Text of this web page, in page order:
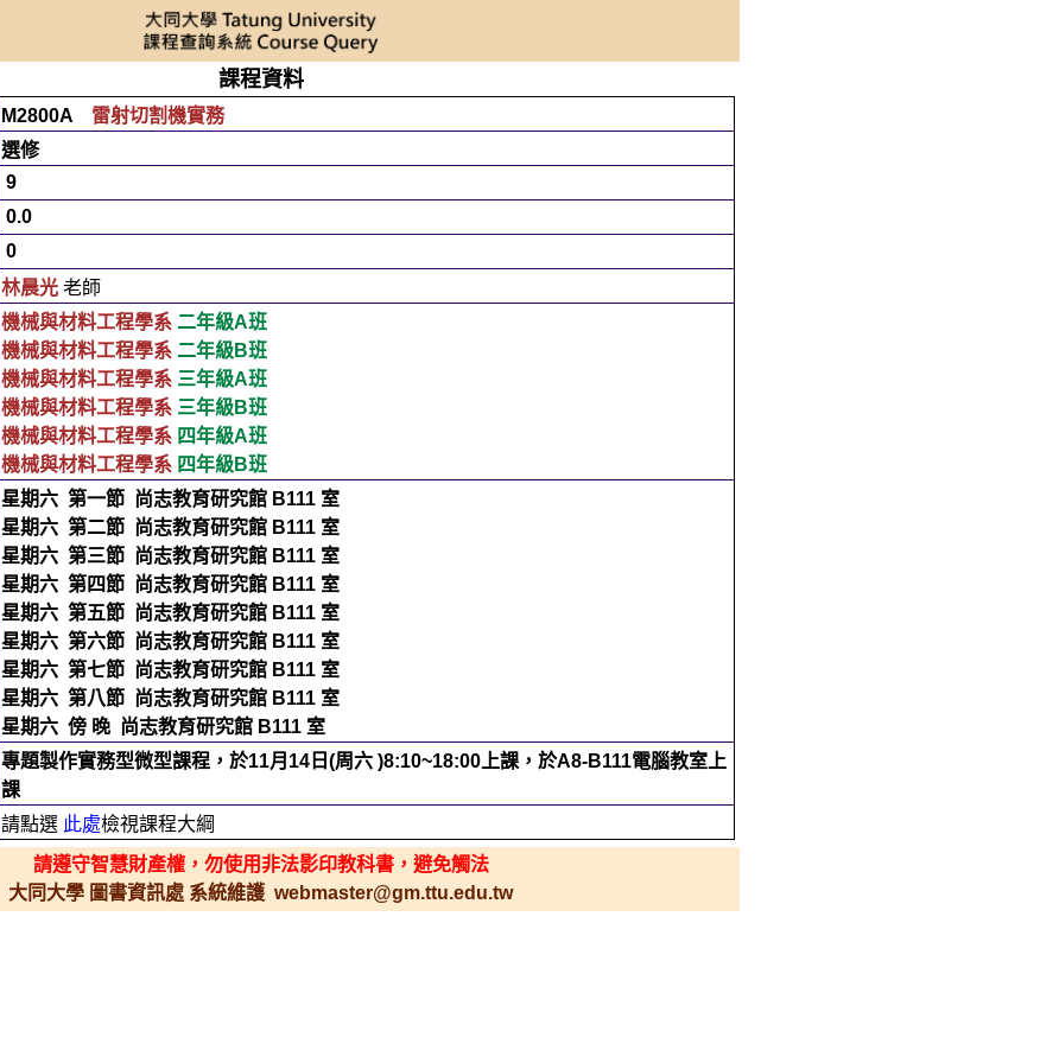
課程資料
M2800A
雷射切割機實務
選修
9
0.0
0
林晨光老師
機械與材料工程學系 二年級A班
機械與材料工程學系 二年級B班
機械與材料工程學系 三年級A班
機械與材料工程學系 三年級B班
機械與材料工程學系 四年級A班
機械與材料工程學系 四年級B班
星期六 第一節 尚志教育研究館 B111 室
星期六 第二節 尚志教育研究館 B111 室
星期六 第三節 尚志教育研究館 B111 室
星期六 第四節 尚志教育研究館 B111 室
星期六 第五節 尚志教育研究館 B111 室
星期六 第六節 尚志教育研究館 B111 室
星期六 第七節 尚志教育研究館 B111 室
星期六 第八節 尚志教育研究館 B111 室
星期六 傍 晚 尚志教育研究館 B111 室
專題製作實務型微型課程，於11月14日(周六 )8:10~18:00上課，於A8-B111電腦教室上
課
請點選 此處檢視課程大綱
請遵守智慧財產權，勿使用非法影印教科書，避免觸法
大同大學 圖書資訊處 系統維護 webmaster@gm.ttu.edu.tw